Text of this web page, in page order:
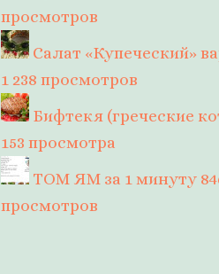
просмотров
Салат «Купеческий»
1 238 просмотров
Бифтекя (греческие
153 просмотра
ТОМ ЯМ за 1 минуту
просмотров